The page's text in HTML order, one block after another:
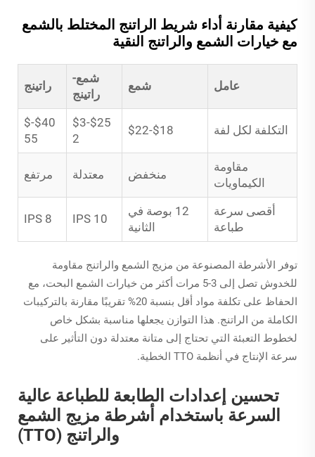
كيفية مقارنة أداء شريط الراتنج المختلط بالشمع
مع خيارات الشمع والراتنج النقية
عامل شمع
شمع-
راتينج
راتينج
التكلفة لكل لفة $18-$22
$25-$3
2
$40-$
55
مقاومة
الكيماويات
منخفض معتدلة مرتفع
أقصى سرعة
طباعة
12 بوصة في
الثانية
10 IPS
8 IPS
توفر الأشرطة المصنوعة من مزيج الشمع والراتنج مقاومة
للخدوش تصل إلى 3-5 مرات أكثر من خيارات الشمع البحت، مع
الحفاظ على تكلفة مواد أقل بنسبة 20% تقريبًا مقارنة بالتركيبات
الكاملة من الراتنج. هذا التوازن يجعلها مناسبة بشكل خاص
لخطوط التعبئة التي تحتاج إلى متانة معتدلة دون التأثير على
سرعة الإنتاج في أنظمة TTO الخطية.
تحسين إعدادات الطابعة للطباعة عالية
السرعة باستخدام أشرطة مزيج الشمع
والراتنج (TTO)